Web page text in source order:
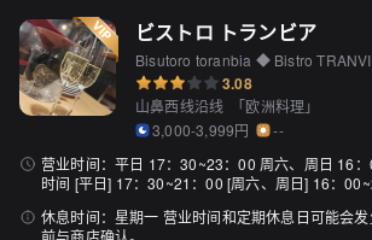
ビストロ トランビア
Bisutoro toranbia ◆ Bistro
3.08
山鼻西线沿线 「欧洲料理 」
3,000-3,999円
--
营业时间： 平日 17：30~23：00 周六、周日 16
时间 [平日] 17：30~21：00 [周六、周日] 16：
休息时间： 星期一 营业时间和定期休息日可能会
前与商店确认。